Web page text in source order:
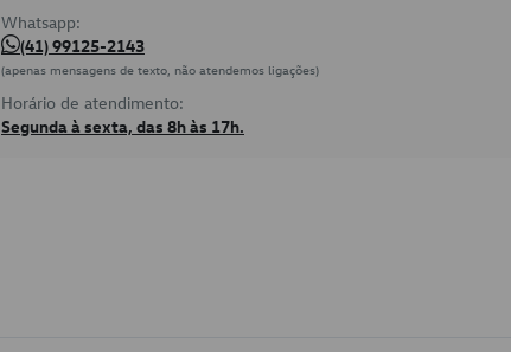
Whatsapp:
(41) 99125-2143
(apenas mensagens de texto, não atendemos ligações)
Horário de atendimento:
Segunda à sexta, das 8h às 17h.